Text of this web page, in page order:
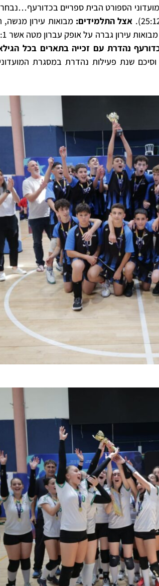
הספורט הבית ספריים
אצל התלמידים: מבואות עירון
נהדרת עם זכייה בתארים בכל
ט’ בת”א וסיכם שנת פעילות נהדרת במסגרת